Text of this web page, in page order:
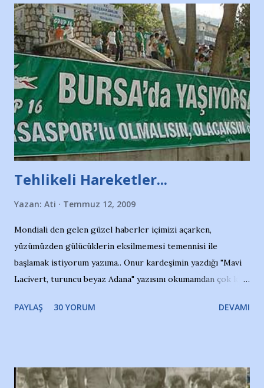
Tehlikeli Hareketler...
Yazan: Ati Temmuz 12, 2009
Mondiali den gelen güzel haberler içimizi açarken,
yüzümüzden gülücüklerin eksilmemesi temennisi ile
başlamak istiyorum yazıma.. Onur kardeşimin yazdığı "Mavi
Lacivert, turuncu beyaz Adana" yazısını okumamdan çok kısa
irkildim.. "Bursasporlu taraftarlar, İstanbul takımlarının
ve ürünlerini Bursa şehrinde görmek istemediklerini bir
PAYLAŞ 30 YORUM DEVAMI